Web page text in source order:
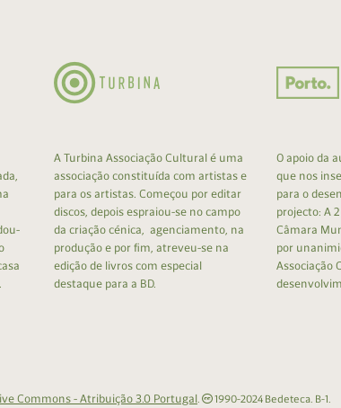
A Turbina Associação Cultural é uma
associação constituída com artistas e
para os artistas. Começou por editar
discos, depois espraiou-se no campo
da criação cénica, agenciamento, na
produção e por fim, atreveu-se na
edição de livros com especial
destaque para a BD.
O apoio da
que nos
para o
projecto: A
Câmara
por
Associação
Commons - Atribuição 3.0 Portugal. 1990-2024 Bedeteca. B-1.